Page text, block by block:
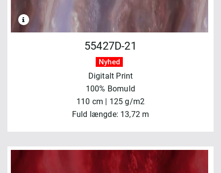
55427D-21
Nyhed
Digitalt Print
100% Bomuld
110 cm | 125 g/m2
Fuld længde: 13,72 m